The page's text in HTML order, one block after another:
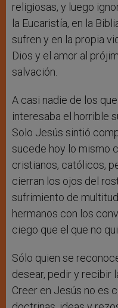
religiosas, y luego
la Eucaristía, en la
sufren y en la propia
Dios y el amor al
salvación.
A casi nadie de los
interesaba el horrible
Solo Jesús sintió
sucede hoy lo mismo
cristianos, católicos,
cierran los ojos del
sufrimiento de
hermanos con los
ciego que el que no
Sólo quien se
desear, pedir y recibir
Creer en Jesús no es